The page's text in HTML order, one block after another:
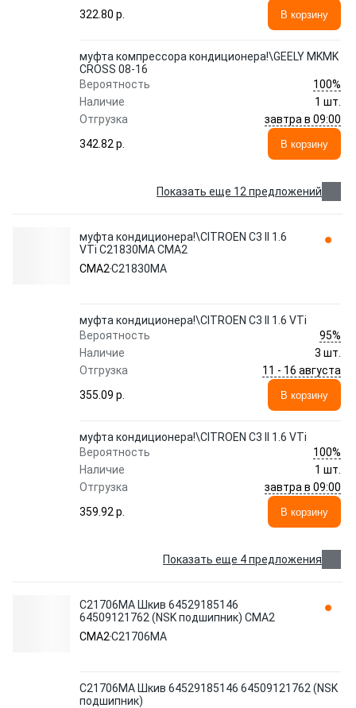
322.80 p.
В корзину
муфта компрессора кондиционера!\GEELY MKMK
CROSS 08-16
Вероятность
100%
Наличие
1 шт.
Отгрузка
завтра в 09:00
342.82 p.
В корзину
Показать еще 12 предложений
муфта кондиционера!\CITROEN C3 II 1.6
VTi C21830MA CMA2
CMA2C21830MA
муфта кондиционера!\CITROEN C3 II 1.6 VTi
Вероятность
95%
Наличие
3 шт.
Отгрузка
11 - 16 августа
355.09 p.
В корзину
муфта кондиционера!\CITROEN C3 II 1.6 VTi
Вероятность
100%
Наличие
1 шт.
Отгрузка
завтра в 09:00
359.92 p.
В корзину
Показать еще 4 предложения
C21706MA Шкив 64529185146
64509121762 (NSK подшипник) CMA2
CMA2C21706MA
C21706MA Шкив 64529185146 64509121762 (NSK
подшипник)